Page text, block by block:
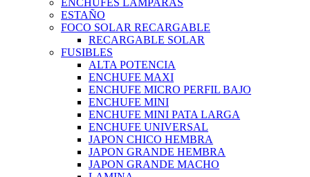
ENCHUFES LAMPARAS
ESTAÑO
FOCO SOLAR RECARGABLE
RECARGABLE SOLAR
FUSIBLES
ALTA POTENCIA
ENCHUFE MAXI
ENCHUFE MICRO PERFIL BAJO
ENCHUFE MINI
ENCHUFE MINI PATA LARGA
ENCHUFE UNIVERSAL
JAPON CHICO HEMBRA
JAPON GRANDE HEMBRA
JAPON GRANDE MACHO